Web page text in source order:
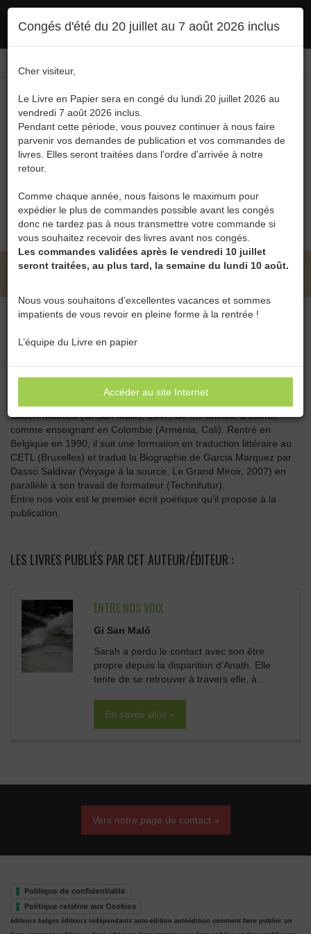
l'utilisation :politique en matière de confidentialité Accepter
Congés d'été du 20 juillet au 7 août 2026 inclus
Cher visiteur,
Le Livre en Papier sera en congé du lundi 20 juillet 2026 au
vendredi 7 août 2026 inclus.
Pendant cette période, vous pouvez continuer à nous faire
parvenir vos demandes de publication et vos commandes de
livres. Elles seront traitées dans l'ordre d'arrivée à notre
retour.
Comme chaque année, nous faisons le maximum pour
expédier le plus de commandes possible avant les congés
donc ne tardez pas à nous transmettre votre commande si
vous souhaitez recevoir des livres avant nos congés.
Les commandes validées après le vendredi 10 juillet
seront traitées, au plus tard, la semaine du lundi 10 août.
Nous vous souhaitons d’excellentes vacances et sommes
impatients de vous revoir en pleine forme à la rentrée !
L’équipe du Livre en papier
Accéder au site Internet
Menu
0
LE LIVRE EN PAPIER • GI SAN MALÓ
Toutes les catégories
GI SAN MALÓ
Gilbert Mathieu (Gi San Maló), 1947, Dr. en Chimie, a exercé
comme enseignant en Colombie (Armenia, Cali). Rentré en
Belgique en 1990, il suit une formation en traduction littéraire au
CETL (Bruxelles) et traduit la Biographie de Garcia Marquez par
Dasso Saldivar (Voyage à la source, Le Grand Miroir, 2007) en
parallèle à son travail de formateur (Technifutur).
Entre nos voix est le premier écrit poétique qu'il propose à la
publication.
LES LIVRES PUBLIÉS PAR CET AUTEUR/ÉDITEUR :
ENTRE NOS VOIX
Gi San Maló
Sarah a perdu le contact avec son être
propre depuis la disparition d’Anath. Elle
tente de se retrouver à travers elle, à...
En savoir plus »
Vers notre page de contact »
Politique de confidentialité
Politique relative aux Cookies
éditeurs belges éditeurs indépendants auto-édition autoédition comment faire publier un